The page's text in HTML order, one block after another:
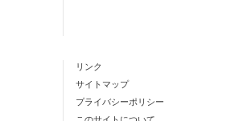
リンク
サイトマップ
プライバシーポリシー